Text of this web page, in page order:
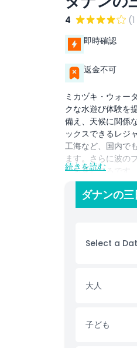
4
即時確認
返金不可
ミカヅキ・ウォー
クな水遊び体験を
備え、天候に関係
ックスできるレジ
工海など、国内で
ます。さらに波の
ーも見どころです
だけでなく、ミ
プションがあり
テインメントで
ハイライト
含まれるもの
続きを読む
ダナンの
Select a
大人
子ども